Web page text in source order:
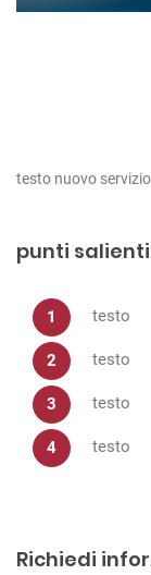
testo nuovo
punti
testo
testo
testo
testo
Richiedi